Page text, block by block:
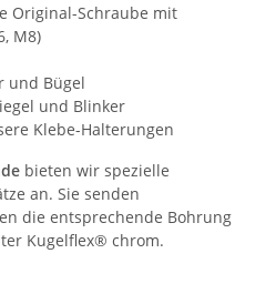
Original-Schraube mit
M8)
und Bügel
und Blinker
Klebe-Halterungen
bieten wir spezielle
an. Sie senden
die entsprechende Bohrung
Kugelflex® chrom.